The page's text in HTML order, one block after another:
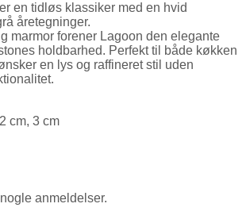
en tidløs klassiker med en hvid
åretegninger.
marmor forener Lagoon den elegante
holdbarhed. Perfekt til både køkken
en lys og raffineret stil uden
cm, 3 cm
anmeldelser.